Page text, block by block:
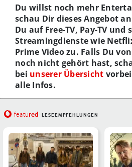
Du willst noch mehr
schau Dir dieses Angebot
Du auf Free-TV, Pay-TV und
Streamingdienste wie
Prime Video zu. Falls Du
noch nicht gehört hast,
bei unserer Übersicht
alle Infos.
featured LESEEMPFEHLUNGEN